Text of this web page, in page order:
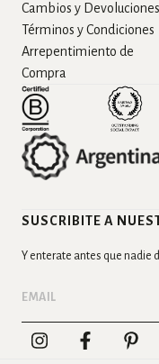
Cambios y Devoluciones
Términos y Condiciones
Arrepentimiento de
Compra
SUSCRIBITE A
Y enterate antes que